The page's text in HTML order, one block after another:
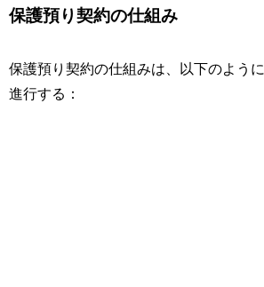
保護預り契約の仕組み
保護預り契約の仕組みは、以下のように
進行する：